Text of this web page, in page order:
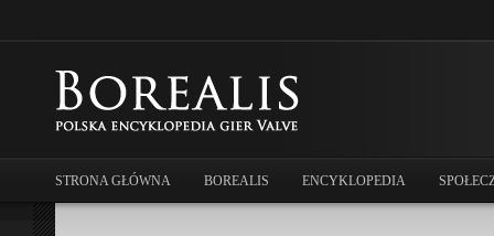
STRONA GŁÓWNA BOREALIS ENCYKLOPEDIA